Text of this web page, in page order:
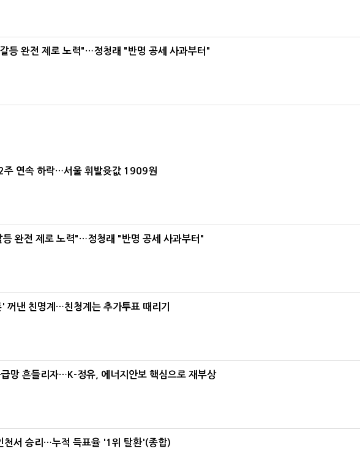
등 완전 제로 노력"…정청래 "반명 공세 사과부터"
주 연속 하락…서울 휘발윳값 1909원
등 완전 제로 노력"…정청래 "반명 공세 사과부터"
꺼낸 친명계…친청계는 추가투표 때리기
망 흔들리자…K-정유, 에너지안보 핵심으로 재부상
천서 승리…누적 득표율 '1위 탈환'(종합)